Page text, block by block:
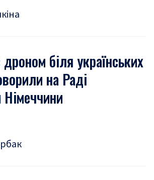
дроном біля українських
на Раді